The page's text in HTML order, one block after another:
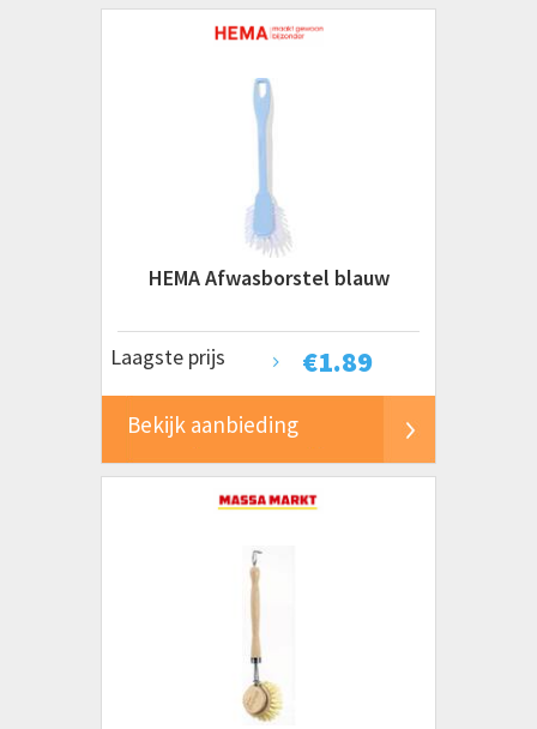
HEMA Afwasborstel blauw
€1.89
Laagste prijs
Bekijk aanbieding